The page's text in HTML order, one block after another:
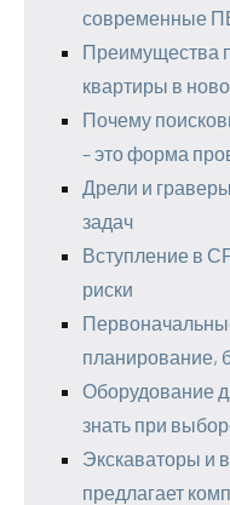
современные
Преимущества
квартиры в
Почему
– это форма
Дрели и
задач
Вступление в
риски
планирование,
Оборудование
знать при
Экскаваторы и
предлагает